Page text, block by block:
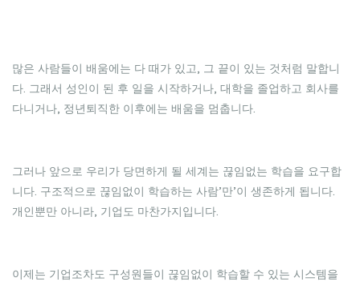
많은 사람들이 배움에는 다 때가 있고, 그 끝이 있는 것처럼 말합니
다. 그래서 성인이 된 후 일을 시작하거나, 대학을 졸업하고 회사를
다니거나, 정년퇴직한 이후에는 배움을 멈춥니다.
그러나 앞으로 우리가 당면하게 될 세계는 끊임없는 학습을 요구합
니다. 구조적으로 끊임없이 학습하는 사람’만’이 생존하게 됩니다.
개인뿐만 아니라, 기업도 마찬가지입니다.
이제는 기업조차도 구성원들이 끊임없이 학습할 수 있는 시스템을